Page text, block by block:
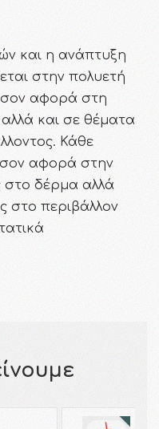
και η ανάπτυξη
στην πολυετή
αφορά στη
και σε θέματα
Κάθε
αφορά στην
στο δέρμα αλλά
στο περιβάλλον